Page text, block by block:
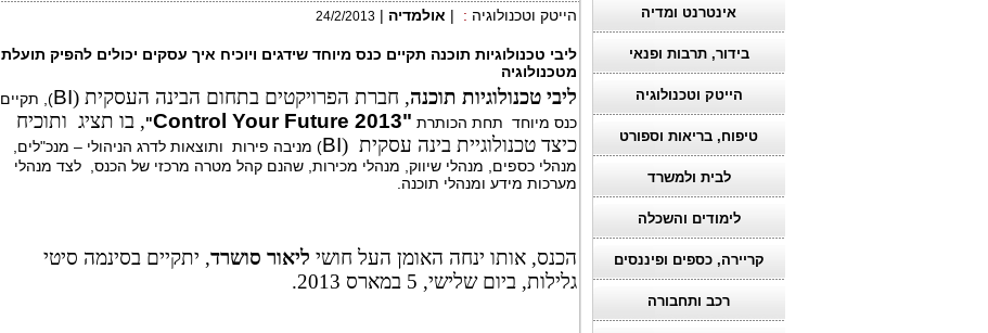
אינטרנט ומדיה
בידור, תרבות ופנאי
הייטק וטכנולוגיה
טיפוח, בריאות וספורט
לבית ולמשרד
לימודים והשכלה
קריירה, כספים ופיננסים
רכב ותחבורה
הייטק וטכנולוגיה :
| אולמדיה |
24/2/2013
ליבי טכנולוגיות תוכנה תקיים כנס מיוחד שידגים ויוכיח איך עסקים יכולים להפיק תועלת
מטכנולוגיה
ליבי טכנולוגיות תוכנה, חברת הפרויקטים בתחום הבינה העסקית (BI), תקיים
כנס מיוחד תחת הכותרת Control Your Future 2013"
", בו תציג ותוכיח
כיצד טכנולוגיית בינה עסקית (BI) מניבה פירות ותוצאות לדרג הניהולי – מנכ"לים,
מנהלי כספים, מנהלי שיווק, מנהלי מכירות, שהנם קהל מטרה מרכזי של הכנס, לצד מנהלי
מערכות מידע ומנהלי תוכנה.
הכנס, אותו ינחה האומן העל חושי ליאור סושרד, יתקיים בסינמה סיטי
גלילות, ביום שלישי, 5 במארס 2013.